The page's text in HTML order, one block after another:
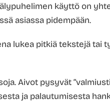
käyttö on
asiassa pidempään.
lukea pitkiä tekstejä tai
Aivot pysyvät
ja palautumisesta